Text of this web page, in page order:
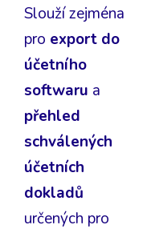
Slouží zejména
pro export do
účetního
softwaru a
přehled
schválených
účetních
dokladů
určených pro